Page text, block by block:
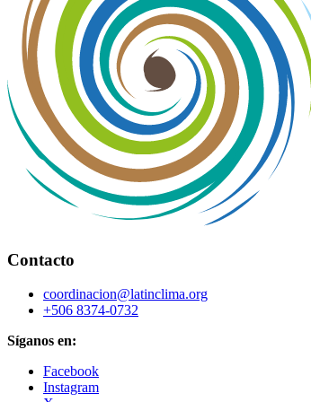
Contacto
coordinacion@latinclima.org
+506 8374-0732
Síganos en:
Facebook
Instagram